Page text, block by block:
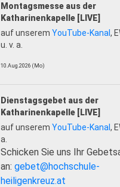
Montagsmesse aus der
Katharinenkapelle [LIVE]
auf unserem YouTube-Kanal ,
u. v. a.
10.Aug.2026 (Mo)
Dienstagsgebet aus der
Katharinenkapelle [LIVE]
auf unserem YouTube-Kanal ,
a.
Schicken Sie uns Ihr
an: gebet@hochschule-
heiligenkreuz.at